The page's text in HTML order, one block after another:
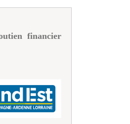
financier